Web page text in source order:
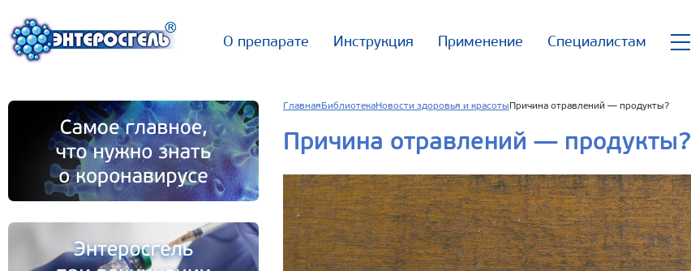
О препарате Инструкция Применение Специалистам
Главная БиблиотекаНовости здоровья и красоты Причина отравлений — продукты?
Причина отравлений — продукты?